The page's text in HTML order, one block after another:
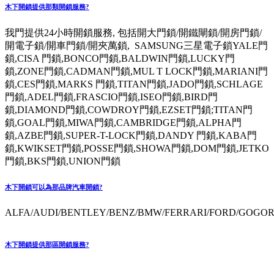
木下開鎖提供那類開鎖服務?
我門提供24小時開鎖服務, 包括開大門鎖/開鐵閘鎖/開房門鎖/
開電子鎖/開車門鎖/開夾萬鎖, SAMSUNG三星電子鎖YALE門
鎖,CISA 門鎖,BONCO門鎖,BALDWIN門鎖,LUCKY門
鎖,ZONE門鎖,CADMAN門鎖,MUL T LOCK門鎖,MARIANI門
鎖,CES門鎖,MARKS 門鎖,TITAN門鎖,JADO門鎖,SCHLAGE
門鎖,ADEL門鎖,FRASCIO門鎖,ISEO門鎖,BIRD門
鎖,DIAMOND門鎖,COWDROY門鎖,EZSET門鎖;TITAN門
鎖,GOAL門鎖,MIWA門鎖,CAMBRIDGE門鎖,ALPHA門
鎖,AZBE門鎖,SUPER-T-LOCK門鎖,DANDY 門鎖,KABA門
鎖,KWIKSET門鎖,POSSE門鎖,SHOWA門鎖,DOM門鎖,JETKO
門鎖,BKS門鎖,UNION門鎖
木下開鎖可以為那品牌汽車開鎖?
ALFA/AUDI/BENTLEY/BENZ/BMW/FERRARI/FORD/
木下開鎖提供那區開鎖服務?